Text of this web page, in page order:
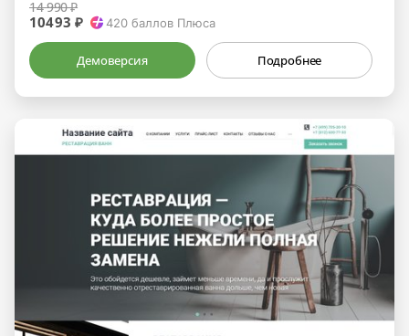
14 990 ₽
10493 ₽ 420 баллов Плюса
Демоверсия Подробнее